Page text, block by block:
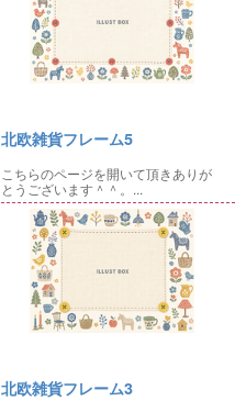
北欧雑貨フレーム5
こちらのページを開いて頂きありが
とうございます＾＾。...
北欧雑貨フレーム3